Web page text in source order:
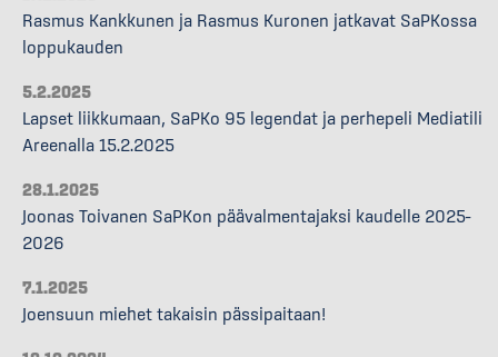
Rasmus Kankkunen ja Rasmus Kuronen jatkavat SaPKossa
loppukauden
5.2.2025
Lapset liikkumaan, SaPKo 95 legendat ja perhepeli Mediatili
Areenalla 15.2.2025
28.1.2025
Joonas Toivanen SaPKon päävalmentajaksi kaudelle 2025–
2026
7.1.2025
Joensuun miehet takaisin pässipaitaan!